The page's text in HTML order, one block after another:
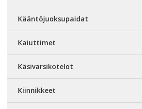
Kääntöjuoksupaidat
Kaiuttimet
Käsivarsikotelot
Kiinnikkeet